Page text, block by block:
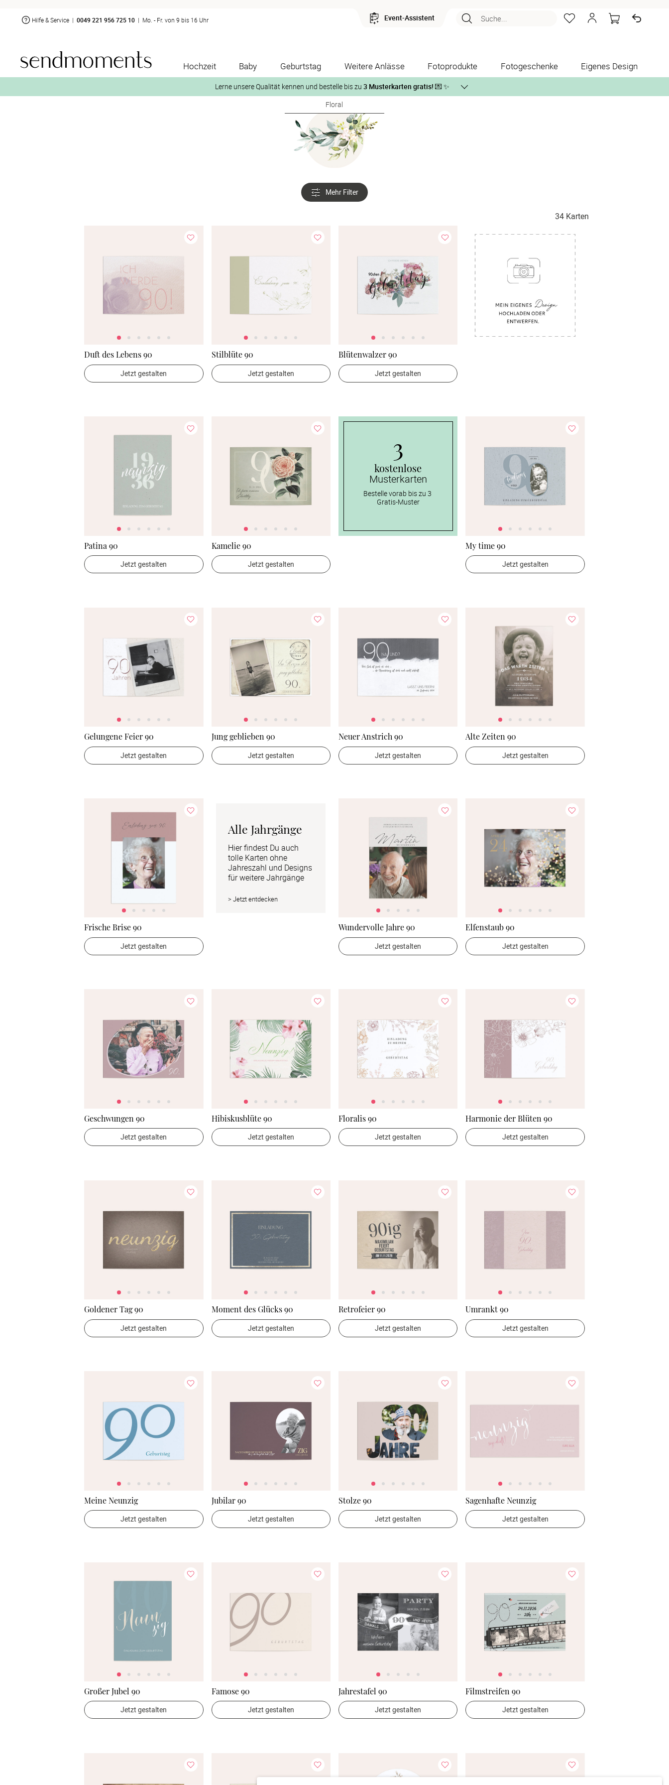
Hilfe & Service | 0049 221 956 725 10 | Mo. - Fr. von 9 bis 16 Uhr Event-Assistent Suche...
Hochzeit Baby Geburtstag Weitere Anlässe Fotoprodukte Fotogeschenke Eigenes Design
Lerne unsere Qualität kennen und bestelle bis zu 3 Musterkarten gratis! 💌 ✨
Und so geht‘s:
1. Wähle bis zu 3 Kartendesigns
auf der jeweiligen Produktseite und lasse Dir die Karten kostenlos per Post zusenden.
Floral
Mehr Filter
34 Karten
Duft des Lebens 90
Jetzt gestalten
Stilblüte 90
Jetzt gestalten
Blütenwalzer 90
Jetzt gestalten
Patina 90
Jetzt gestalten
Kamelie 90
Jetzt gestalten
3
kostenlose
Musterkarten
Bestelle vorab bis zu 3
Gratis-Muster
My time 90
Jetzt gestalten
Gelungene Feier 90
Jetzt gestalten
Jung geblieben 90
Jetzt gestalten
Neuer Anstrich 90
Jetzt gestalten
Alte Zeiten 90
Jetzt gestalten
Frische Brise 90
Jetzt gestalten
Alle Jahrgänge
Hier findest Du auch
tolle Karten ohne
Jahreszahl und Designs
für weitere Jahrgänge
> Jetzt entdecken
Wundervolle Jahre 90
Jetzt gestalten
Elfenstaub 90
Jetzt gestalten
Geschwungen 90
Jetzt gestalten
Hibiskusblüte 90
Jetzt gestalten
Floralis 90
Jetzt gestalten
Harmonie der Blüten 90
Jetzt gestalten
Goldener Tag 90
Jetzt gestalten
Moment des Glücks 90
Jetzt gestalten
Retrofeier 90
Jetzt gestalten
Umrankt 90
Jetzt gestalten
Meine Neunzig
Jetzt gestalten
Jubilar 90
Jetzt gestalten
Stolze 90
Jetzt gestalten
Sagenhafte Neunzig
Jetzt gestalten
Großer Jubel 90
Jetzt gestalten
Famose 90
Jetzt gestalten
Jahrestafel 90
Jetzt gestalten
Filmstreifen 90
Jetzt gestalten